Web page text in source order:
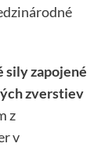
sily zapojené
zverstiev
z
v